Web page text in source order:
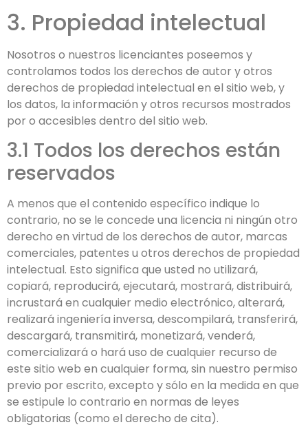
3. Propiedad intelectual
Nosotros o nuestros licenciantes poseemos y
controlamos todos los derechos de autor y otros
derechos de propiedad intelectual en el sitio web, y
los datos, la información y otros recursos mostrados
por o accesibles dentro del sitio web.
3.1 Todos los derechos están
reservados
A menos que el contenido específico indique lo
contrario, no se le concede una licencia ni ningún otro
derecho en virtud de los derechos de autor, marcas
comerciales, patentes u otros derechos de propiedad
intelectual. Esto significa que usted no utilizará,
copiará, reproducirá, ejecutará, mostrará, distribuirá,
incrustará en cualquier medio electrónico, alterará,
realizará ingeniería inversa, descompilará, transferirá,
descargará, transmitirá, monetizará, venderá,
comercializará o hará uso de cualquier recurso de
este sitio web en cualquier forma, sin nuestro permiso
previo por escrito, excepto y sólo en la medida en que
se estipule lo contrario en normas de leyes
obligatorias (como el derecho de cita).